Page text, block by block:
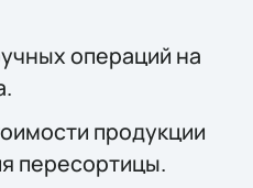
операций на
продукции
пересортицы.